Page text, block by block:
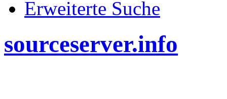
Erweiterte Suche
sourceserver.info